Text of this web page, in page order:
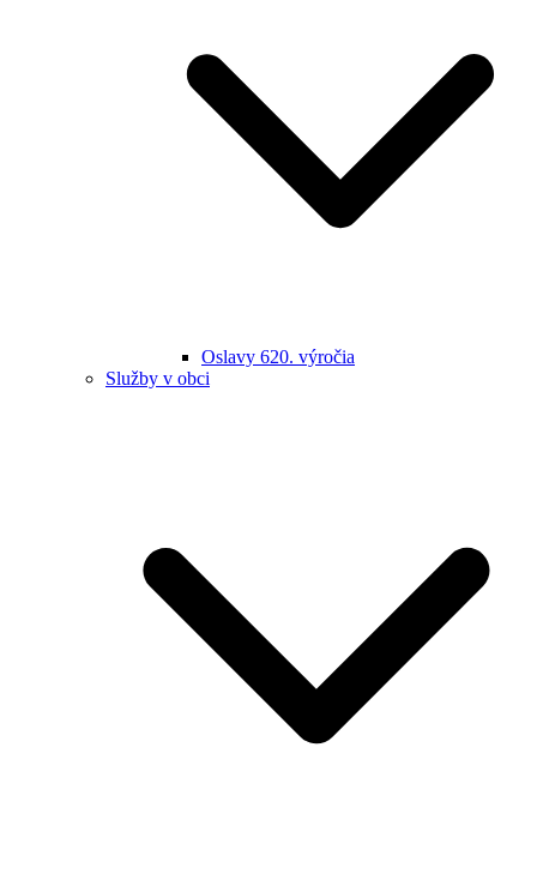
Oslavy 620. výročia
Služby v obci